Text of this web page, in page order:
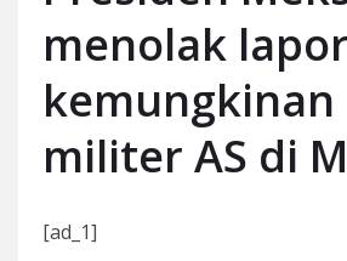
menolak
kemungkinan
militer AS di
[ad_1]